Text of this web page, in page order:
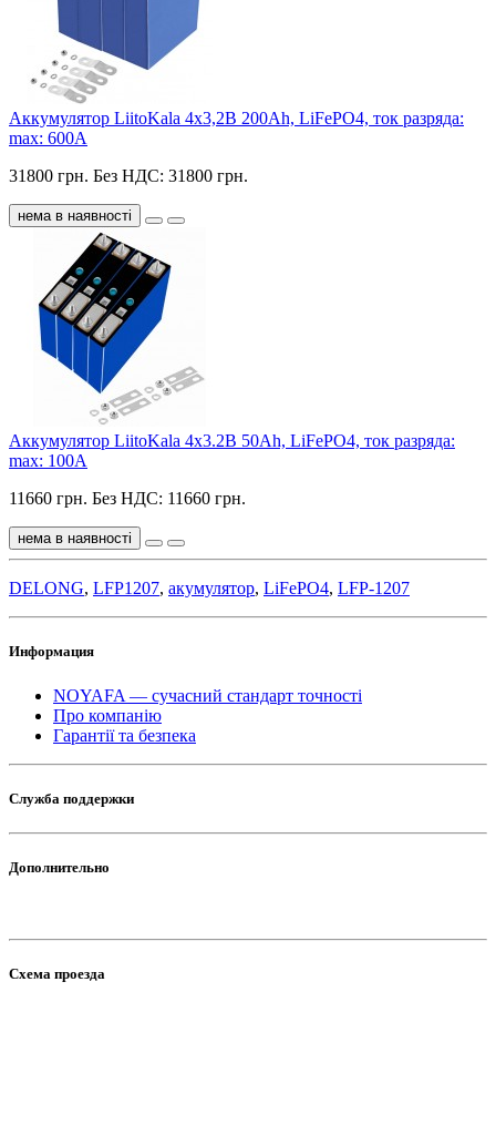
Аккумулятор LiitoKala 4x3,2В 200Ah, LiFePO4, ток разряда:
max: 600A
31800 грн. Без НДС: 31800 грн.
нема в наявності
Аккумулятор LiitoKala 4x3.2В 50Ah, LiFePO4, ток разряда:
max: 100A
11660 грн. Без НДС: 11660 грн.
нема в наявності
DELONG, LFP1207, акумулятор, LiFePO4, LFP-1207
Информация
NOYAFA — сучасний стандарт точності
Про компанію
Гарантії та безпека
Служба поддержки
Дополнительно
Схема проезда